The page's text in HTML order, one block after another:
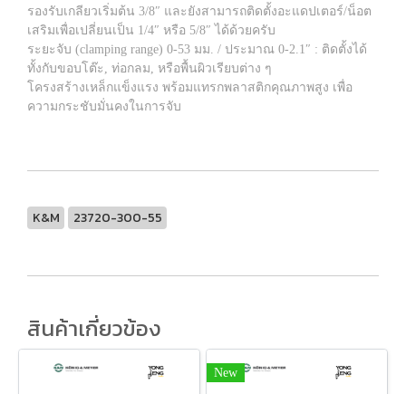
รองรับเกลียวเริ่มต้น 3/8″ และยังสามารถติดตั้งอะแดปเตอร์/น็อต
เสริมเพื่อเปลี่ยนเป็น 1/4″ หรือ 5/8″ ได้ด้วยครับ
ระยะจับ (clamping range) 0-53 มม. / ประมาณ 0-2.1″ : ติดตั้งได้
ทั้งกับขอบโต๊ะ, ท่อกลม, หรือพื้นผิวเรียบต่าง ๆ
โครงสร้างเหล็กแข็งแรง พร้อมแทรกพลาสติกคุณภาพสูง เพื่อ
ความกระชับมั่นคงในการจับ
K&M 23720-300-55
สินค้าเกี่ยวข้อง
New